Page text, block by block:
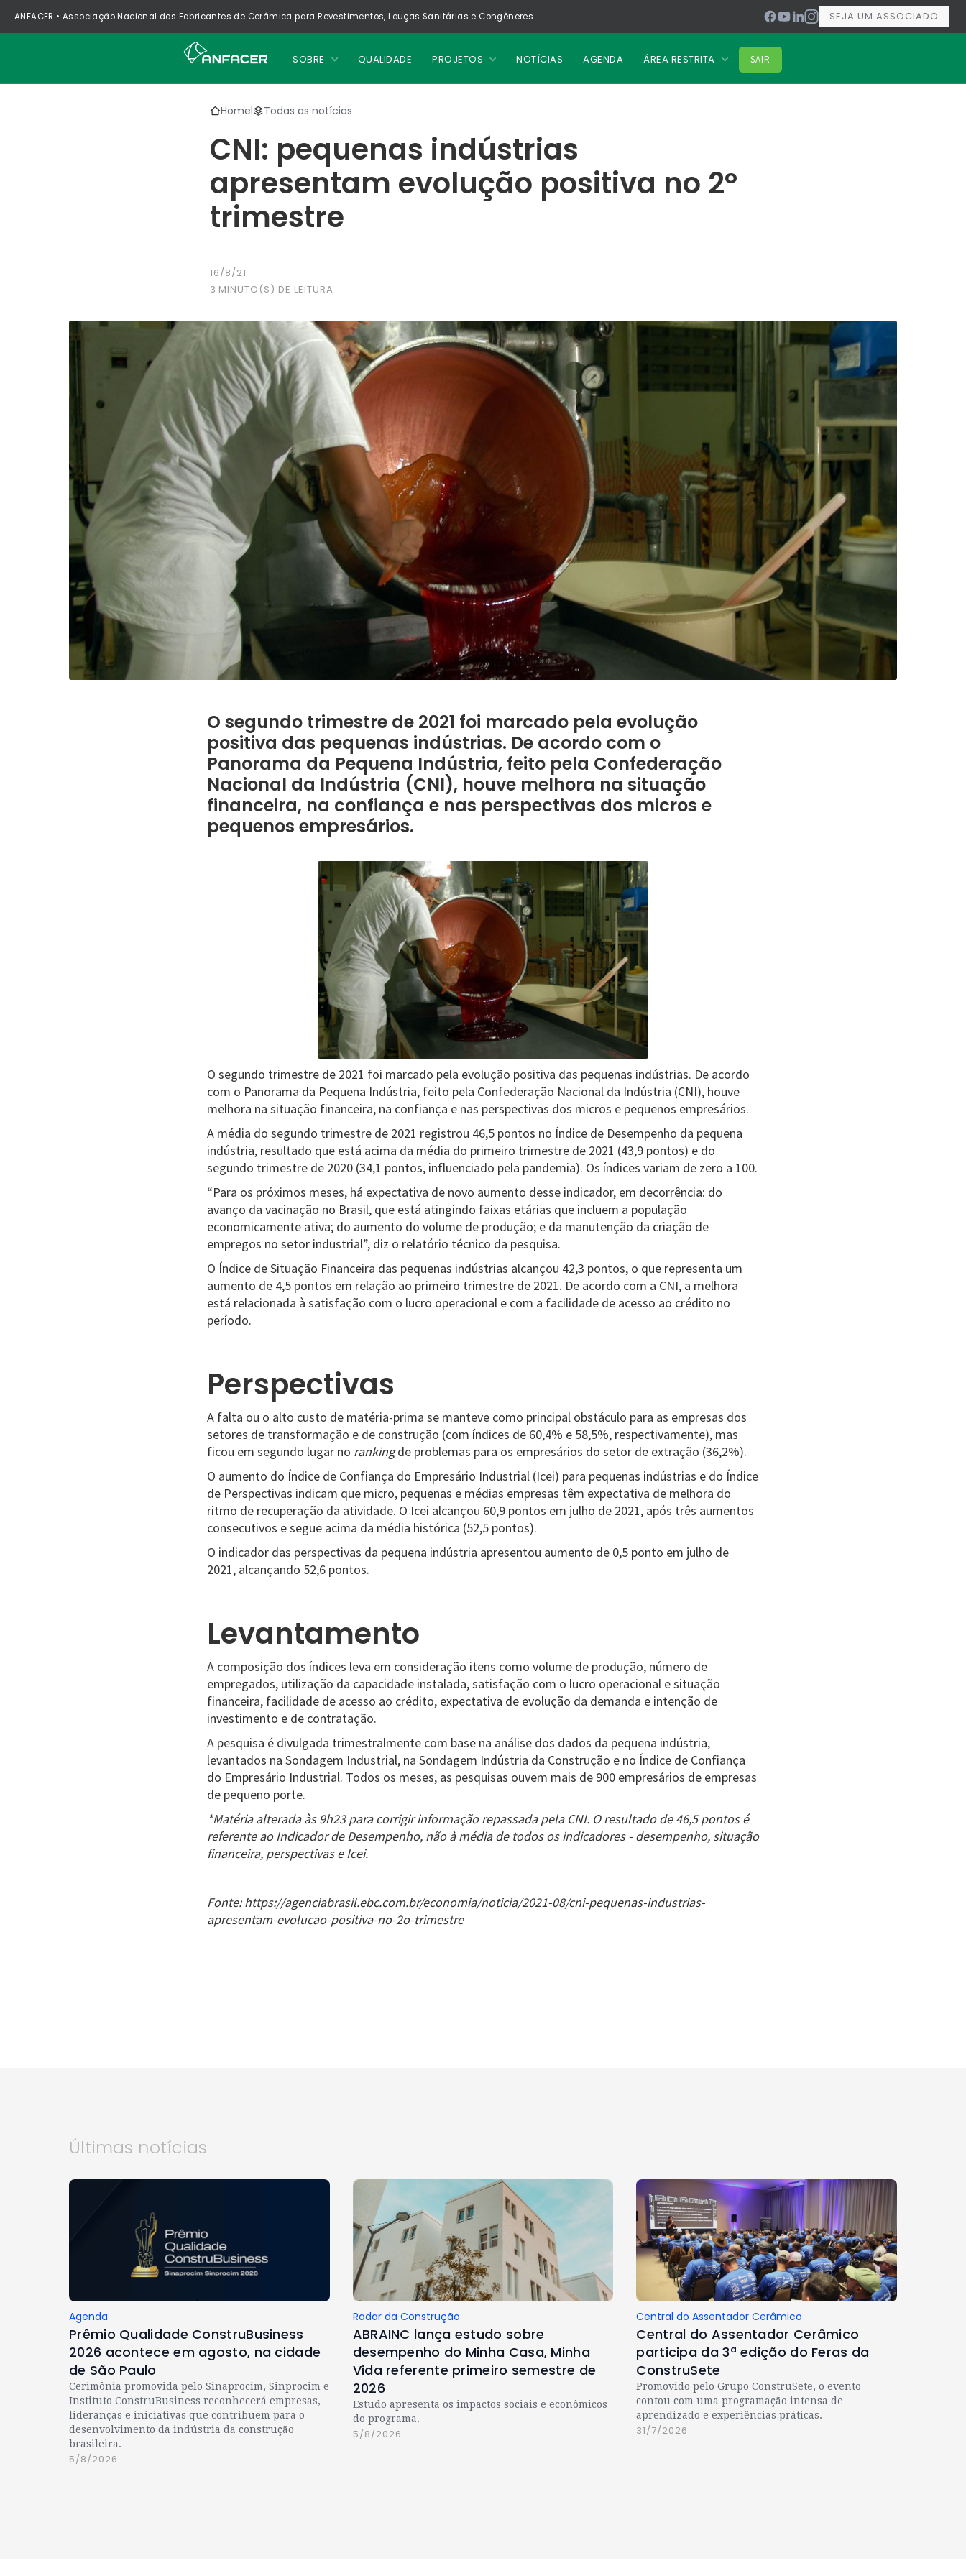
ANFACER • Associação Nacional dos Fabricantes de Cerâmica para Revestimentos, Louças Sanitárias e Congêneres SEJA UM ASSOCIADO
SOBRE QUALIDADE PROJETOS NOTÍCIAS AGENDA ÁREA RESTRITA SAIR
Home| Todas as notícias
CNI: pequenas indústrias
apresentam evolução positiva no 2º
trimestre
16/8/21
3 MINUTO(S) DE LEITURA
O segundo trimestre de 2021 foi marcado pela evolução
positiva das pequenas indústrias. De acordo com o
Panorama da Pequena Indústria, feito pela Confederação
Nacional da Indústria (CNI), houve melhora na situação
financeira, na confiança e nas perspectivas dos micros e
pequenos empresários.
O segundo trimestre de 2021 foi marcado pela evolução positiva das pequenas indústrias. De acordo
com o Panorama da Pequena Indústria, feito pela Confederação Nacional da Indústria (CNI), houve
melhora na situação financeira, na confiança e nas perspectivas dos micros e pequenos empresários.
A média do segundo trimestre de 2021 registrou 46,5 pontos no Índice de Desempenho da pequena
indústria, resultado que está acima da média do primeiro trimestre de 2021 (43,9 pontos) e do
segundo trimestre de 2020 (34,1 pontos, influenciado pela pandemia). Os índices variam de zero a 100.
“Para os próximos meses, há expectativa de novo aumento desse indicador, em decorrência: do
avanço da vacinação no Brasil, que está atingindo faixas etárias que incluem a população
economicamente ativa; do aumento do volume de produção; e da manutenção da criação de
empregos no setor industrial”, diz o relatório técnico da pesquisa.
O Índice de Situação Financeira das pequenas indústrias alcançou 42,3 pontos, o que representa um
aumento de 4,5 pontos em relação ao primeiro trimestre de 2021. De acordo com a CNI, a melhora
está relacionada à satisfação com o lucro operacional e com a facilidade de acesso ao crédito no
período.
Perspectivas
A falta ou o alto custo de matéria-prima se manteve como principal obstáculo para as empresas dos
setores de transformação e de construção (com índices de 60,4% e 58,5%, respectivamente), mas
ficou em segundo lugar no rankingde problemas para os empresários do setor de extração (36,2%).
O aumento do Índice de Confiança do Empresário Industrial (Icei) para pequenas indústrias e do Índice
de Perspectivas indicam que micro, pequenas e médias empresas têm expectativa de melhora do
ritmo de recuperação da atividade. O Icei alcançou 60,9 pontos em julho de 2021, após três aumentos
consecutivos e segue acima da média histórica (52,5 pontos).
O indicador das perspectivas da pequena indústria apresentou aumento de 0,5 ponto em julho de
2021, alcançando 52,6 pontos.
Levantamento
A composição dos índices leva em consideração itens como volume de produção, número de
empregados, utilização da capacidade instalada, satisfação com o lucro operacional e situação
financeira, facilidade de acesso ao crédito, expectativa de evolução da demanda e intenção de
investimento e de contratação.
A pesquisa é divulgada trimestralmente com base na análise dos dados da pequena indústria,
levantados na Sondagem Industrial, na Sondagem Indústria da Construção e no Índice de Confiança
do Empresário Industrial. Todos os meses, as pesquisas ouvem mais de 900 empresários de empresas
de pequeno porte.
*Matéria alterada às 9h23 para corrigir informação repassada pela CNI. O resultado de 46,5 pontos é
referente ao Indicador de Desempenho, não à média de todos os indicadores - desempenho, situação
financeira, perspectivas e Icei.
Fonte: https://agenciabrasil.ebc.com.br/economia/noticia/2021-08/cni-pequenas-industrias-
apresentam-evolucao-positiva-no-2o-trimestre
Últimas notícias
Agenda
Prêmio Qualidade ConstruBusiness
2026 acontece em agosto, na cidade
de São Paulo
Cerimônia promovida pelo Sinaprocim, Sinprocim e
Instituto ConstruBusiness reconhecerá empresas,
lideranças e iniciativas que contribuem para o
desenvolvimento da indústria da construção
brasileira.
5/8/2026
Radar da Construção
ABRAINC lança estudo sobre
desempenho do Minha Casa, Minha
Vida referente primeiro semestre de
2026
Estudo apresenta os impactos sociais e econômicos
do programa.
5/8/2026
Central do Assentador Cerâmico
Central do Assentador Cerâmico
participa da 3ª edição do Feras da
ConstruSete
Promovido pelo Grupo ConstruSete, o evento
contou com uma programação intensa de
aprendizado e experiências práticas.
31/7/2026